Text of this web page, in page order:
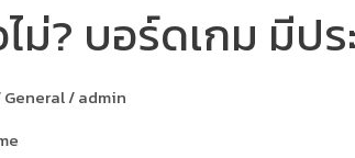
ม่? บอร์ดเกม มีป
General/admin